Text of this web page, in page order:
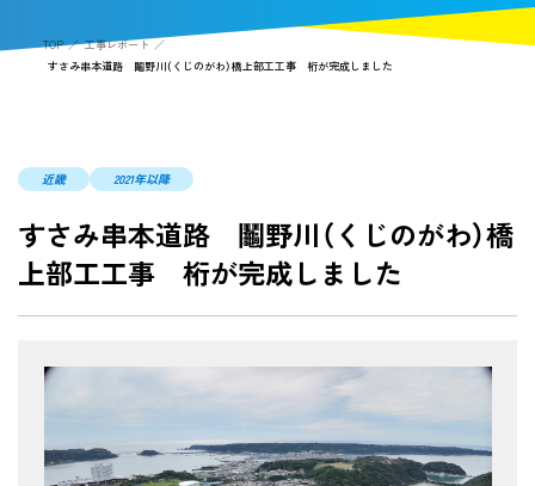
TOP
工事レポート
すさみ串本道路 鬮野川（くじのがわ）橋上部工工事 桁が完成しました
近畿 2021年以降
すさみ串本道路 鬮野川（くじのがわ）橋
上部工工事 桁が完成しました